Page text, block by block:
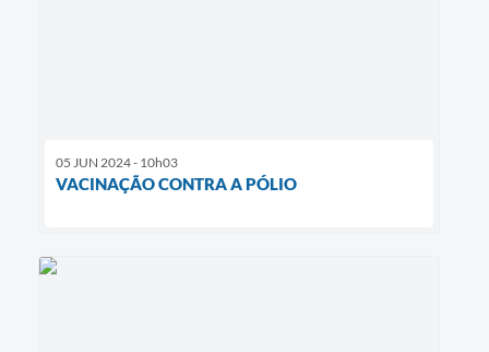
05 JUN 2024 - 10h03
VACINAÇÃO CONTRA A PÓLIO